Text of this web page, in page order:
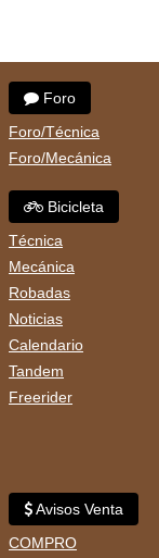
Foro
Foro/Técnica
Foro/Mecánica
Bicicleta
Técnica
Mecánica
Robadas
Noticias
Calendario
Tandem
Freerider
Avisos Venta
COMPRO